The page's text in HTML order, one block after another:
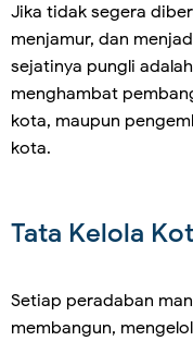
Jika tidak segera
menjamur, dan
sejatinya pungli
menghambat
kota, maupun
kota.
Tata Kelola
Setiap peradaban
membangun,